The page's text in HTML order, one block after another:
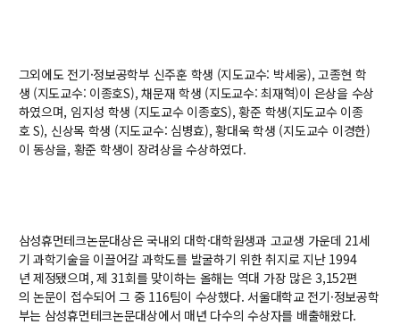
보유도서
커뮤니티
장학
행사
대학생활
그외에도 전기·정보공학부 신주훈 학생 (지도교수: 박세웅),고종현 학
생 (지도교수: 이종호S),채문재 학생 (지도교수:최재혁)이 은상을 수상
하였으며, 임지성 학생 (지도교수 이종호S),황준 학생(지도교수 이종
호S), 신상목 학생 (지도교수: 심병효),황대욱 학생 (지도교수 이경한)
이 동상을, 황준 학생이 장려상을수상하였다.
삼성휴먼테크논문대상은국내외 대학·대학원생과 고교생 가운데 21세
기 과학기술을 이끌어갈 과학도를 발굴하기 위한 취지로지난1994
년 제정됐으며,제 31회를 맞이하는 올해는 역대 가장 많은3,152편
의 논문이 접수되어 그 중116팀이 수상했다. 서울대학교 전기·정보공학
부는 삼성휴먼테크논문대상에서 매년 다수의 수상자를 배출해왔다.